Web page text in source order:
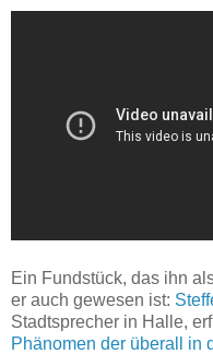
Ein Fundstück, das ihn
er auch gewesen ist:
Stadtsprecher in Halle,
Phänomen der überall in